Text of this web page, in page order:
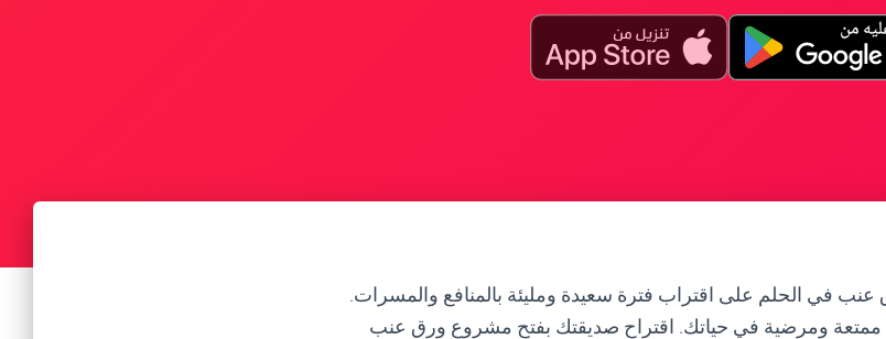
في الحلم على اقتراب فترة سعيدة ومليئة بالمنافع والمسرات.
ممتعة ومرضية في حياتك. اقتراح صديقتك بفتح مشروع ورق عنب